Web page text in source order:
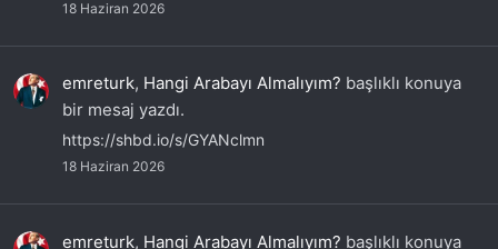
18 Haziran 2026
emreturk, Hangi Arabayı Almalıyım? başlıklı konuya
bir mesaj yazdı.
https://shbd.io/s/GYANclmn
18 Haziran 2026
emreturk, Hangi Arabayı Almalıyım? başlıklı konuya